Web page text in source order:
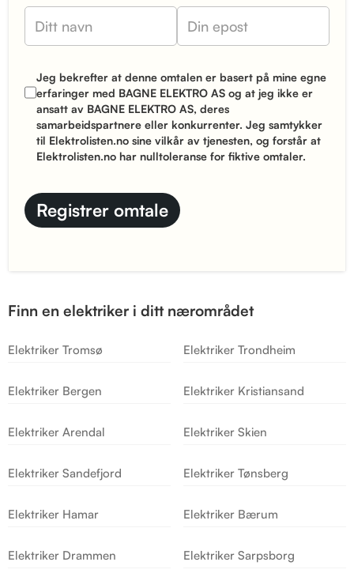
Jeg bekrefter at denne omtalen er basert på mine egne
erfaringer med BAGNE ELEKTRO AS og at jeg ikke er
ansatt av BAGNE ELEKTRO AS, deres
samarbeidspartnere eller konkurrenter. Jeg samtykker
til Elektrolisten.no sine vilkårav tjenesten, og forstår at
Elektrolisten.no har nulltoleranse for fiktive omtaler.
Finn en elektriker i ditt nærområdet
Elektriker Tromsø Elektriker Trondheim
Elektriker Bergen Elektriker Kristiansand
Elektriker Arendal Elektriker Skien
Elektriker Sandefjord Elektriker Tønsberg
Elektriker Hamar Elektriker Bærum
Elektriker Drammen Elektriker Sarpsborg